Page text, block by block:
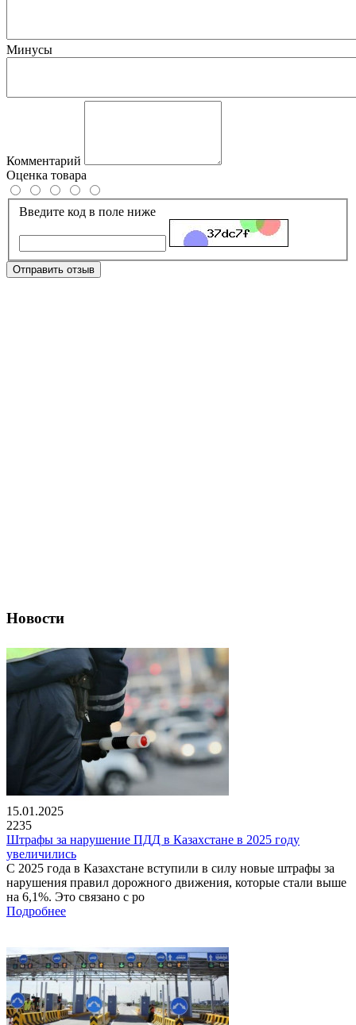
Минусы
Комментарий
Оценка товара
Введите код в поле ниже
Отправить отзыв
Новости
15.01.2025
2235
Штрафы за нарушение ПДД в Казахстане в 2025 году
увеличились
С 2025 года в Казахстане вступили в силу новые штрафы за
нарушения правил дорожного движения, которые стали выше
на 6,1%. Это связано с ро
Подробнее